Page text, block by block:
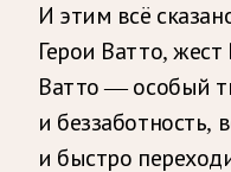
И этим всё
Герои Ватто,
Ватто — особый
и беззаботность,
и быстро